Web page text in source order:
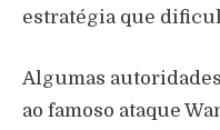
estratégia que
Algumas
ao famoso ataque